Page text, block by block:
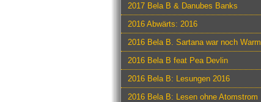
2017 Bela B & Danubes Banks
2016 Abwärts: 2016
2016 Bela B. Sartana war noch Warm
2016 Bela B feat Pea Devlin
2016 Bela B: Lesungen 2016
2016 Bela B: Lesen ohne Atomstrom